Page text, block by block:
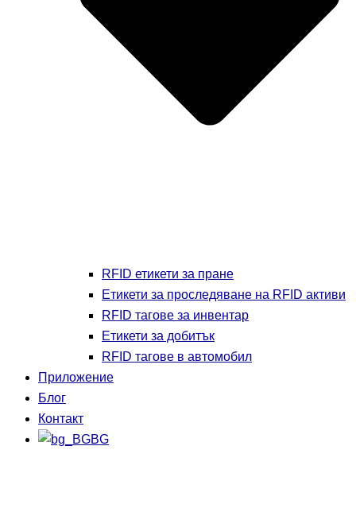
RFID етикети за пране
Етикети за проследяване на RFID активи
RFID тагове за инвентар
Етикети за добитък
RFID тагове в автомобил
Приложение
Блог
Контакт
BG